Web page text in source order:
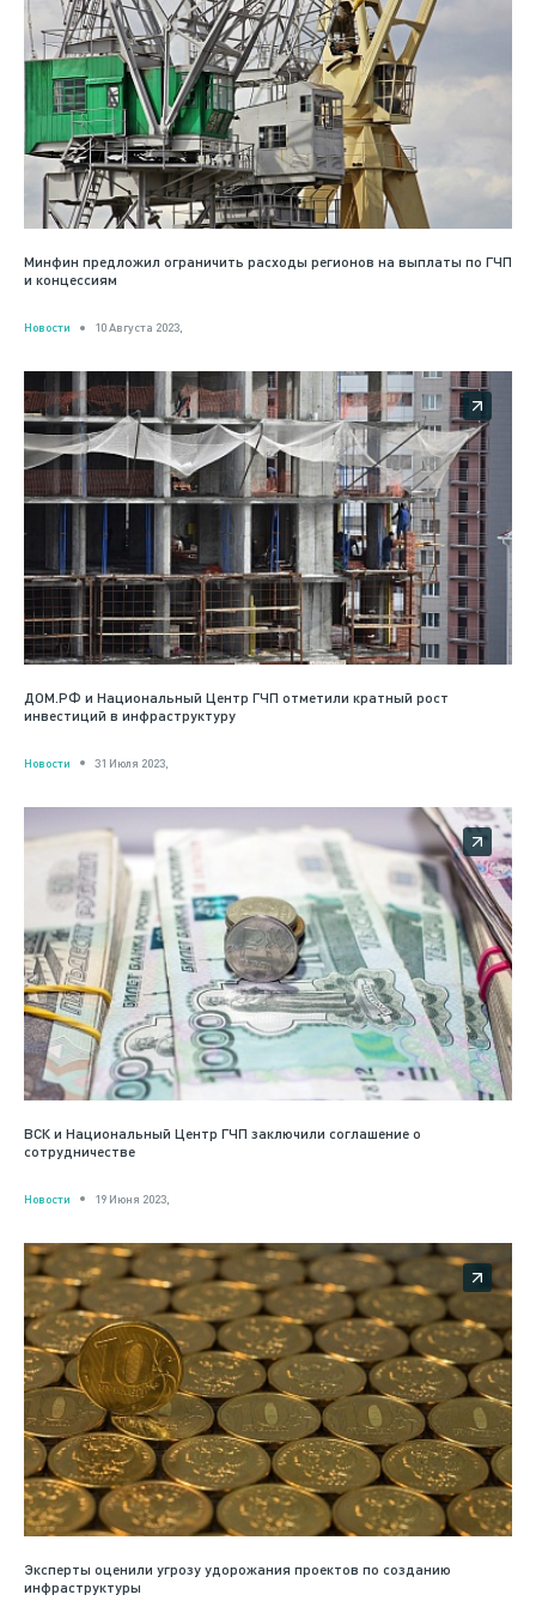
Минфин предложил ограничить расходы регионов на выплаты по ГЧП
и концессиям
Новости 10 Августа 2023,
ДОМ.РФ и Национальный Центр ГЧП отметили кратный рост
инвестиций в инфраструктуру
Новости 31 Июля 2023,
ВСК и Национальный Центр ГЧП заключили соглашение о
сотрудничестве
Новости 19 Июня 2023,
Эксперты оценили угрозу удорожания проектов по созданию
инфраструктуры